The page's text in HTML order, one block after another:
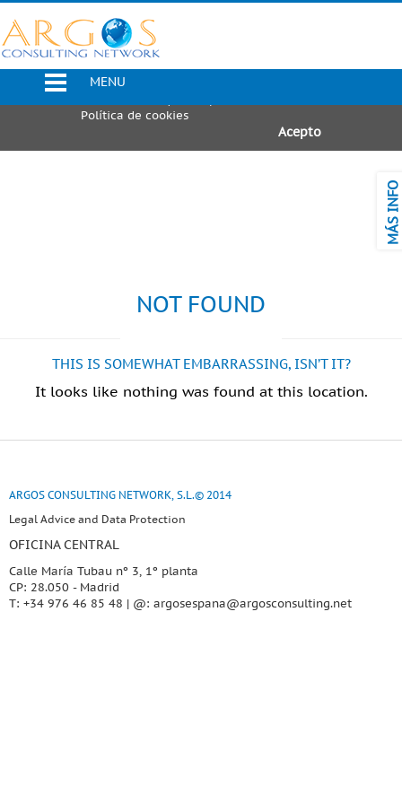
Uso de Cookies
Utilizamos cookies propias y de
terceros para mejorar nuestros
servicios. Si continúa navegando,
Política de cookies
Acepto
MÁS INFO
MENU
NOT FOUND
THIS IS SOMEWHAT EMBARRASSING, ISN’T IT?
It looks like nothing was found at this location.
ARGOS CONSULTING NETWORK, S.L.© 2014
Legal Advice and Data Protection
OFICINA CENTRAL
Calle María Tubau nº 3, 1º planta
CP: 28.050 - Madrid
T: +34 976 46 85 48 | @: argosespana@argosconsulting.net